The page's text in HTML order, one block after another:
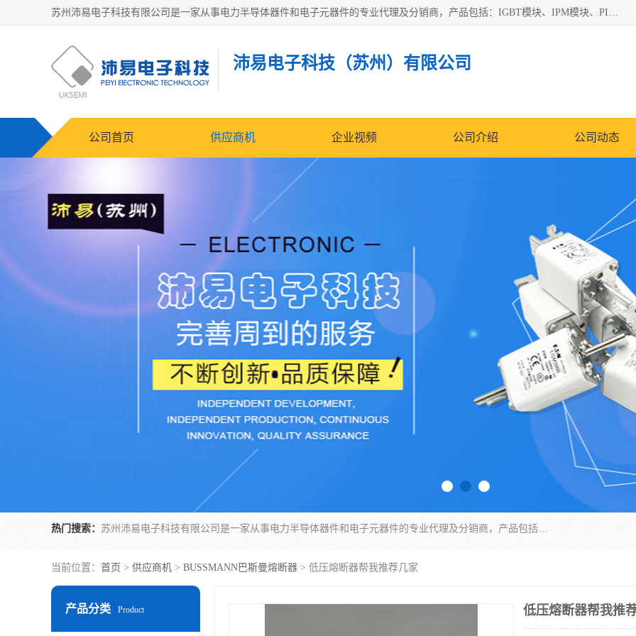
苏州沛易电子科技有限公司是一家从事电力半导体器件和电子元器件的专业代理及分销商，产品包括：IGBT模块、IPM模块、PIM模块、二极管、三极管、可控硅、整流桥、IGBT单管、IGBT电路驱动板、GTR达林顿模块、快恢复二极管、肖特基二极管、熔断器、IC集成电路、快速熔断器等。
沛易电子科技（苏州）有限公司
公司首页 供应商机 企业视频 公司介绍 公司动态
热门搜索： 苏州沛易电子科技有限公司是一家从事电力半导体器件和电子元器件的专业代理及分销商，产品包括：IGBT模块、IPM模块、PIM模块、二极管、三极管、可控硅、整流桥、IGBT单管、IGBT电路驱动板、GTR达林顿模块、快恢复二极管、肖特基二极管、熔断器、IC集成电路、快速熔断器等。
当前位置： 首页 > 供应商机 > BUSSMANN巴斯曼熔断器 > 低压熔断器帮我推荐几家
产品分类 Product 低压熔断器帮我推